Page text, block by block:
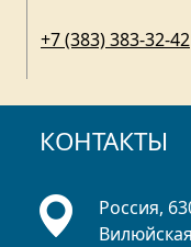
+7 (383) 383-32-42
КОНТАКТЫ
Россия,